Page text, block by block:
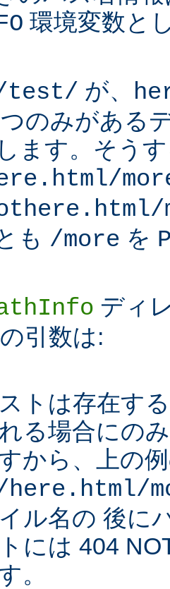
環境変数と
test/ が、
のみがある
ます。そう
も /more を
ディ
引数は:
トは存在す
る場合にの
から、上の
ル名の 後に
には 404
。